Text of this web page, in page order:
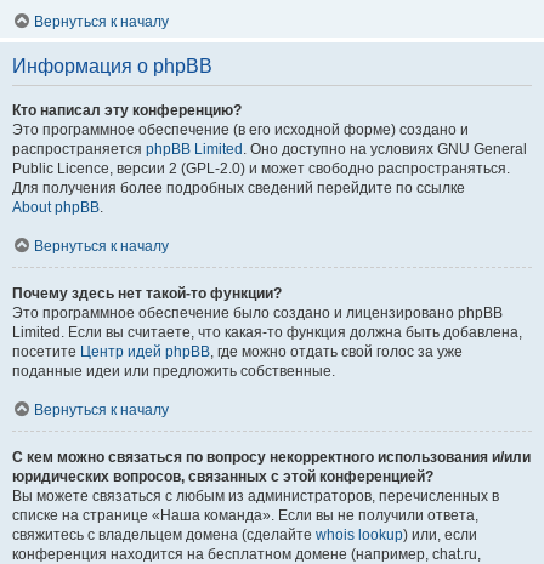
Вернуться к началу
Информация о phpBB
Кто написал эту конференцию?
Это программное обеспечение (в его исходной форме) создано и
распространяется phpBB Limited . Оно доступно на условиях GNU General
Public Licence, версии 2 (GPL-2.0) и может свободно распространяться.
Для получения более подробных сведений перейдите по ссылке
About phpBB.
Вернуться к началу
Почему здесь нет такой-то функции?
Это программное обеспечение было создано и лицензировано phpBB
Limited. Если вы считаете, что какая-то функция должна быть добавлена,
посетите Центр идей phpBB, где можно отдать свой голос за уже
поданные идеи или предложить собственные.
Вернуться к началу
С кем можно связаться по вопросу некорректного использования и/или
юридических вопросов, связанных с этой конференцией?
Вы можете связаться с любым из администраторов, перечисленных в
списке на странице «Наша команда». Если вы не получили ответа,
свяжитесь с владельцем домена (сделайте whois lookup) или, если
конференция находится на бесплатном домене (например, chat.ru,